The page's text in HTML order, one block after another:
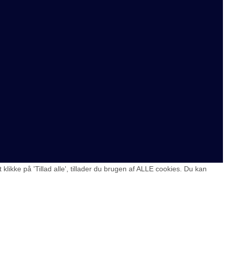
på 'Tillad alle', tillader du brugen af ALLE cookies. Du kan